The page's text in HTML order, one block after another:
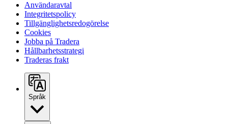
Användaravtal
Integritetspolicy
Tillgänglighetsredogörelse
Cookies
Jobba på Tradera
Hållbarhetsstrategi
Traderas frakt
Språk